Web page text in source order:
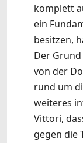
komplett
ein
besitzen,
Der
von der
rund um
weiteres
Vittori,
gegen die